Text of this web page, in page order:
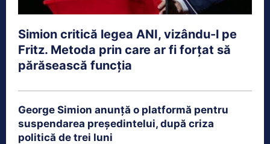
Simion critică legea ANI, vizându-l pe
Fritz. Metoda prin care ar fi forțat să
părăsească funcția
George Simion anunță o platformă pentru
suspendarea președintelui, după criza
politică de trei luni